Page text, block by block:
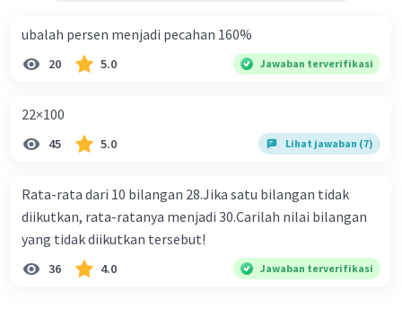
ubalah persen menjadi pecahan 160%
20 5.0 Jawaban terverifikasi
22×100
45 5.0 Lihat jawaban (7)
Rata-rata dari 10 bilangan 28.Jika satu bilangan tidak
diikutkan, rata-ratanya menjadi 30.Carilah nilai bilangan
yang tidak diikutkan tersebut!
36 4.0 Jawaban terverifikasi